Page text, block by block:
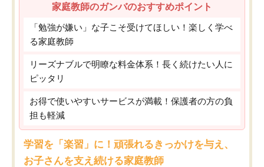
家庭教師のガンバのおすすめポイント
「勉強が嫌い」な子こそ受けてほしい！楽しく学べ
る家庭教師
リーズナブルで明瞭な料金体系！長く続けたい人に
ピッタリ
お得で使いやすいサービスが満載！保護者の方の負
担も軽減
学習を「楽習」に！頑張れるきっかけを与え、
お子さんを支え続ける家庭教師